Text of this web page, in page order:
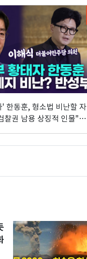
한동훈, 형소법 비난할 자
권 남용 상징적 인물"